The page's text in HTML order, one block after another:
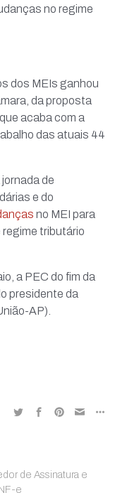
no regime
dos MEIs ganhou
da proposta
acaba com a
das atuais 44
de
e do
no MEI para
tributário
a PEC do fim da
presidente da
AP).
de Assinatura e
e